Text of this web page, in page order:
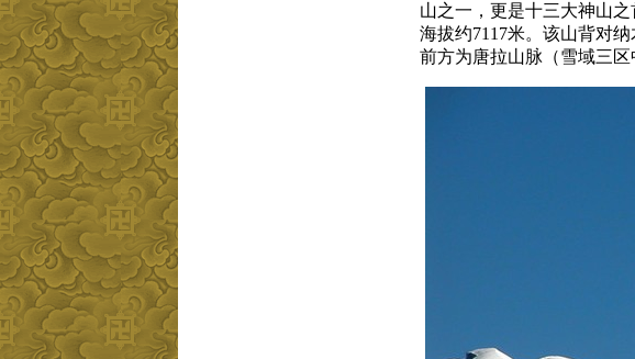
山之一，更是十三大神山
海拔约7117米。该山背对
前方为唐拉山脉（雪域三